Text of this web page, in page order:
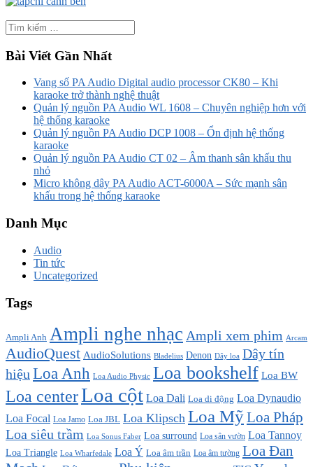
Bài Viết Gần Nhất
Vang số PA Audio Digital audio processor CK80 – Khi
karaoke trở thành nghệ thuật
Quản lý nguồn PA Audio WL 1608 – Chuyên nghiệp hơn với
hệ thống karaoke
Quản lý nguồn PA Audio DCP 1008 – Ổn định hệ thống
karaoke
Quản lý nguồn PA Audio CT 02 – Âm thanh sân khấu thu
nhỏ
Micro không dây PA Audio ACT-6000A – Sức mạnh sân
khấu trong hệ thống karaoke
Danh Mục
Audio
Tin tức
Uncategorized
Tags
Ampli Anh Ampli nghe nhạc Ampli xem phim Arcam
AudioQuest AudioSolutions Bladelius Denon Dây loa Dây tín
hiệu Loa Anh Loa Audio Physic Loa bookshelf Loa BW
Loa centerLoa cột Loa Dali Loa di động Loa Dynaudio
Loa Focal Loa Jamo Loa JBL Loa Klipsch Loa MỹLoa Pháp
Loa siêu trầm Loa Sonus Faber Loa surround Loa sân vườn Loa Tannoy
Loa Triangle Loa Wharfedale Loa Ý Loa âm trần Loa âm tường Loa Đan